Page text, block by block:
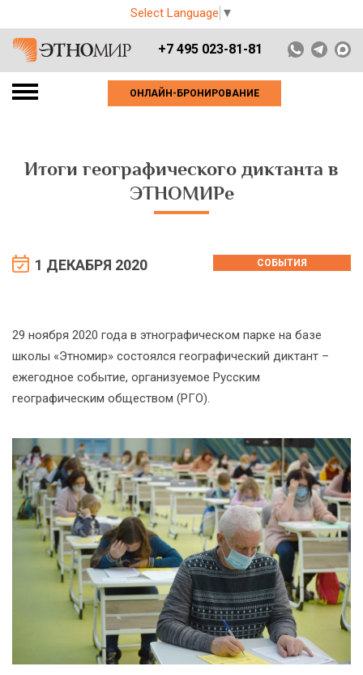
Select Language ▼
+7 495 023-81-81
ОНЛАЙН-БРОНИРОВАНИЕ
Итоги географического диктанта в
ЭТНОМИРе
1 ДЕКАБРЯ 2020 СОБЫТИЯ
29 ноября 2020 года в этнографическом парке на базе
школы «Этномир» состоялся географический диктант –
ежегодное событие, организуемое Русским
географическим обществом (РГО).